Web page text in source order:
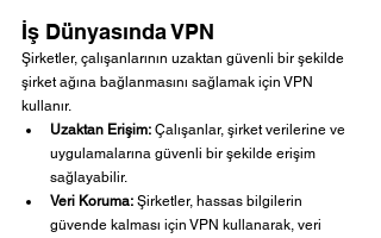
İş Dünyasında VPN
Şirketler, çalışanlarının uzaktan güvenli bir şekilde
şirket ağına bağlanmasını sağlamak için VPN
kullanır.
Uzaktan Erişim: Çalışanlar, şirket verilerine ve
uygulamalarına güvenli bir şekilde erişim
sağlayabilir.
Veri Koruma: Şirketler, hassas bilgilerin
güvende kalması için VPN kullanarak, veri